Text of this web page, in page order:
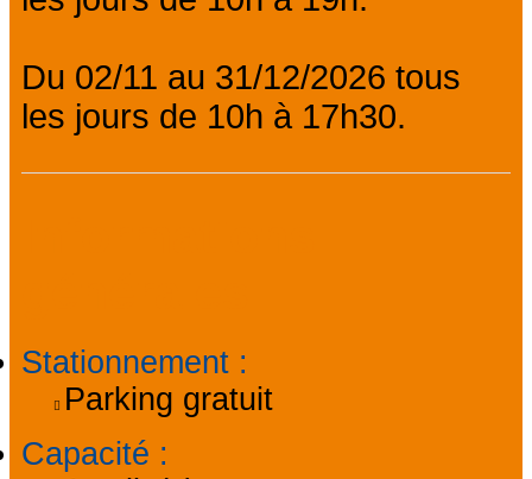
Du 02/11 au 31/12/2026 tous
les jours de 10h à 17h30.
Stationnement :
Parking gratuit
Capacité :